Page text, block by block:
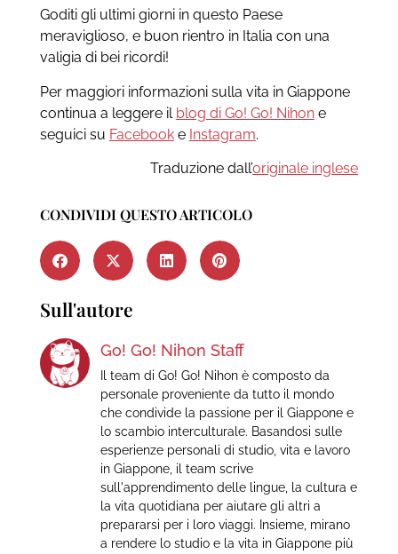
Goditi gli ultimi giorni in questo Paese
meraviglioso, e buon rientro in Italia con una
valigia di bei ricordi!
Per maggiori informazioni sulla vita in Giappone
continua a leggere il blog di Go! Go! Nihon e
seguici su Facebooke Instagram.
Traduzione dall’originale inglese
CONDIVIDI QUESTO ARTICOLO
Sull'autore
Go! Go! Nihon Staff
Il team di Go! Go! Nihon è composto da
personale proveniente da tutto il mondo
che condivide la passione per il Giappone e
lo scambio interculturale. Basandosi sulle
esperienze personali di studio, vita e lavoro
in Giappone, il team scrive
sull'apprendimento delle lingue, la cultura e
la vita quotidiana per aiutare gli altri a
prepararsi per i loro viaggi. Insieme, mirano
a rendere lo studio e la vita in Giappone più